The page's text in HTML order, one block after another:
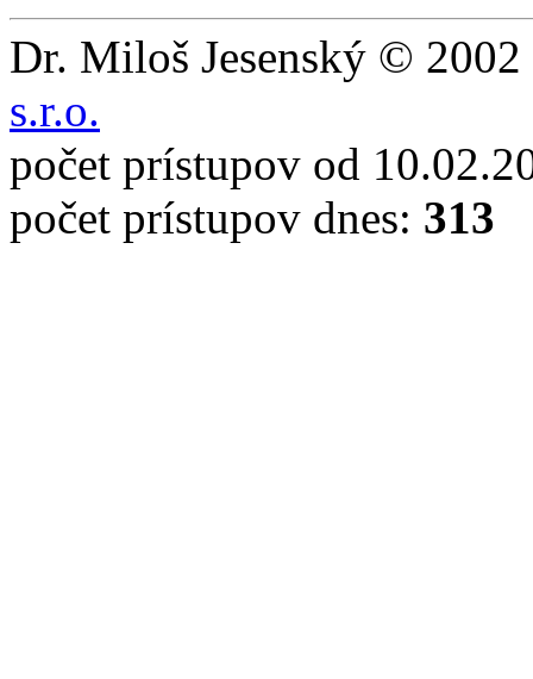
Dr. Miloš Jesenský ©
s.r.o.
počet prístupov od
počet prístupov dnes: 313